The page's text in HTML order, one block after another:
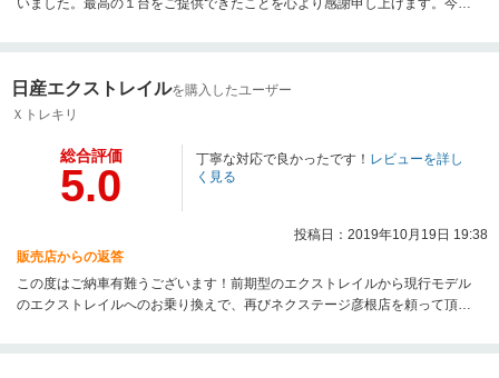
ば幸いです。今後とも宜しくお願い致します。
日産エクストレイルを購入したユーザー
Ｘトレキリ
総合評価
5.0
丁寧な対応で良かったです！ レビューを詳し
く見る
投稿日：2019年10月19日 19:38
販売店からの返答
この度はご納車有難うございます！前期型のエクストレイルから現行モデル
のエクストレイルへのお乗り換えで、再びネクステージ彦根店を頼って頂き
よろしくお願いいたします。